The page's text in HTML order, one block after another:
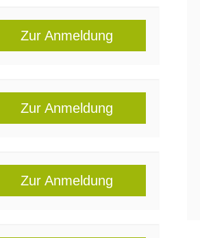
Zur Anmeldung
Zur Anmeldung
Zur Anmeldung